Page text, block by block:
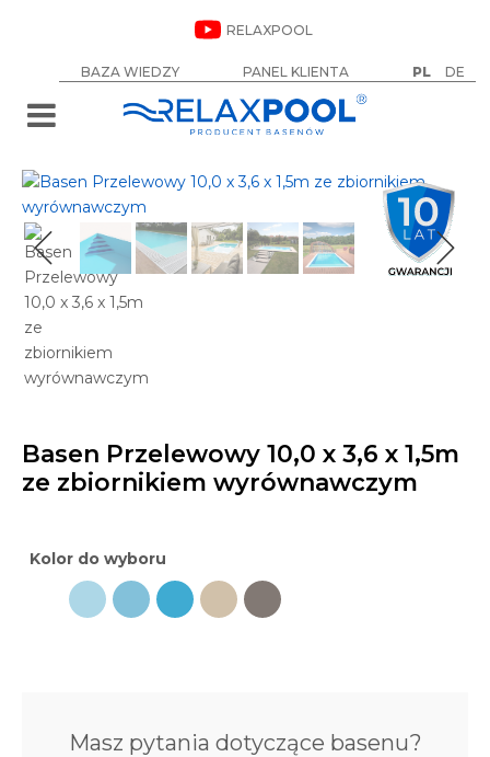
RELAXPOOL
BAZA WIEDZY PANEL KLIENTA PL DE
Basen Przelewowy 10,0 x 3,6 x 1,5m
ze zbiornikiem wyrównawczym
Od
124 000zł
Kolor do wyboru
Masz pytania dotyczące basenu?